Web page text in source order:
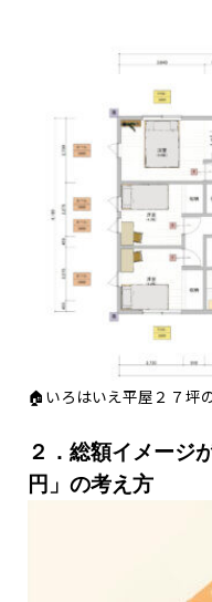
🏠いろはいえ平屋２７坪
２．総額イメージ
円」の考え方